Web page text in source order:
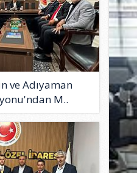
ve Adıyaman
M..